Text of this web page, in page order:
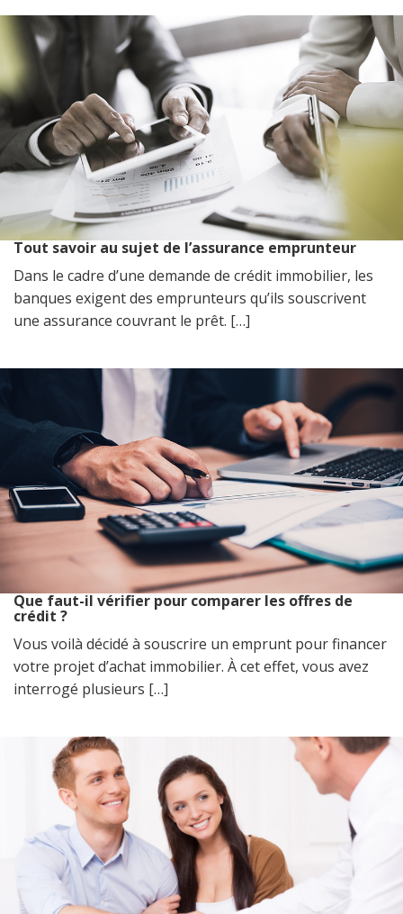
Tout savoir au sujet de l’assurance emprunteur
Dans le cadre d’une demande de crédit immobilier, les
banques exigent des emprunteurs qu’ils souscrivent
une assurance couvrant le prêt. […]
Que faut-il vérifier pour comparer les offres de
crédit ?
Vous voilà décidé à souscrire un emprunt pour financer
votre projet d’achat immobilier. À cet effet, vous avez
interrogé plusieurs […]